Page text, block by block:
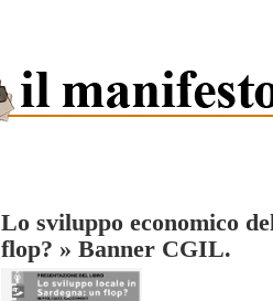
Lo sviluppo economico
flop? » Banner CGIL.